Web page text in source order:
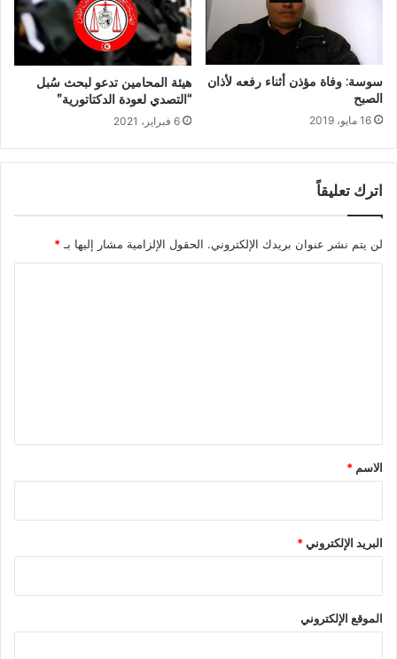
سوسة: وفاة مؤذن أثناء رفعه لأذان
الصبح
16 مايو، 2019
هيئة المحامين تدعو لبحث سُبل
“التصدي لعودة الدكتاتورية”
6 فبراير، 2021
اترك تعليقاً
لن يتم نشر عنوان بريدك الإلكتروني. الحقول الإلزامية مشار إليها بـ *
*
الاسم *
البريد الإلكتروني*
الموقع الإلكتروني